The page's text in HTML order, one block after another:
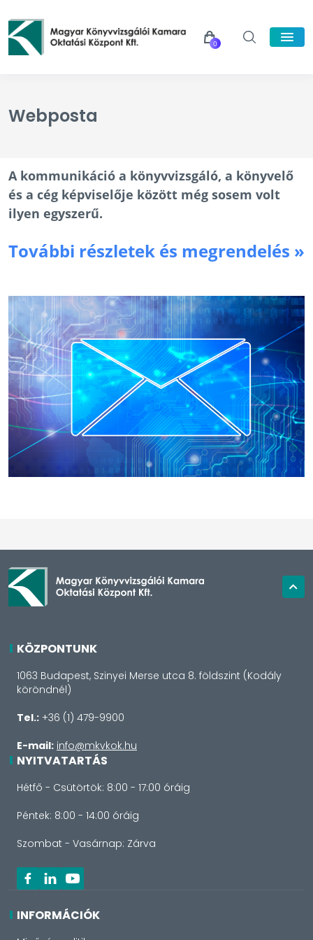
0
Webposta
A kommunikáció a könyvvizsgáló, a könyvelő
és a cég képviselője között még sosem volt
ilyen egyszerű.
További részletek és megrendelés »
KÖZPONTUNK
1063 Budapest, Szinyei Merse utca 8. földszint (Kodály
köröndnél)
Tel.: +36 (1) 479-9900
E-mail: info@mkvkok.hu
NYITVATARTÁS
Hétfő - Csütörtök: 8:00 - 17:00 óráig
Péntek: 8:00 - 14:00 óráig
Szombat - Vasárnap: Zárva
INFORMÁCIÓK